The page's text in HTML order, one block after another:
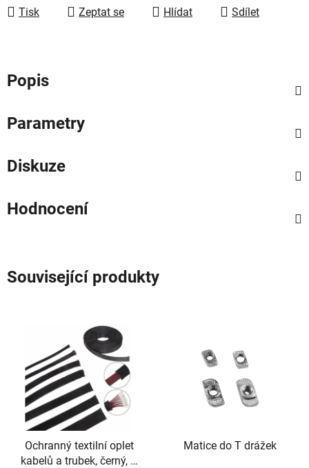
Tisk Zeptat se Hlídat Sdílet
Popis
Parametry
Diskuze
Hodnocení
Související produkty
Ochranný textilní oplet
kabelů a trubek, černý, Ø
Matice do T drážek